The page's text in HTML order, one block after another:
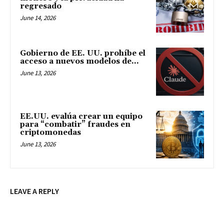
regresado
June 14, 2026
Gobierno de EE. UU. prohíbe el
acceso a nuevos modelos de...
June 13, 2026
EE.UU. evalúa crear un equipo
para “combatir” fraudes en
criptomonedas
June 13, 2026
LEAVE A REPLY